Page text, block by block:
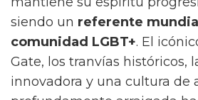
siendo un referente
comunidad LGBT+. El
Gate, los tranvías históricos,
innovadora y una cultura de